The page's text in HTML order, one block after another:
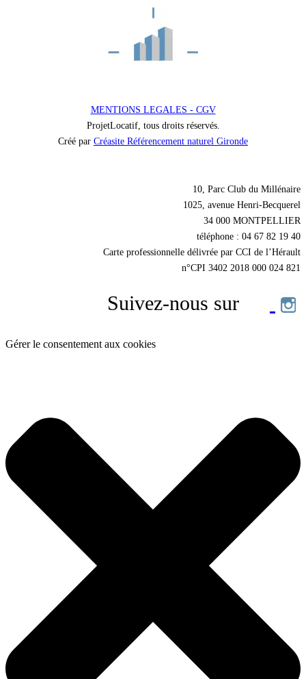
MENTIONS LEGALES - CGV
ProjetLocatif, tous droits réservés.
Créé par Créasite Référencement naturel Gironde
10, Parc Club du Millénaire
1025, avenue Henri-Becquerel
34 000 MONTPELLIER
téléphone : 04 67 82 19 40
Carte professionnelle délivrée par CCI de l’Hérault
n°CPI 3402 2018 000 024 821
Suivez-nous sur
Gérer le consentement aux cookies